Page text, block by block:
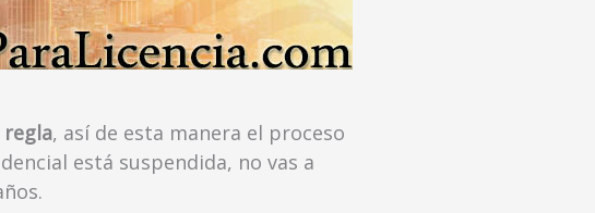
, así de esta manera el proceso
está suspendida, no vas a